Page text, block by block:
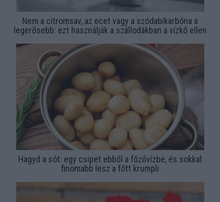
Nem a citromsav, az ecet vagy a szódabikarbóna a
legerősebb: ezt használják a szállodákban a vízkő ellen
Hagyd a sót: egy csipet ebből a főzővízbe, és sokkal
finomabb lesz a főtt krumpli